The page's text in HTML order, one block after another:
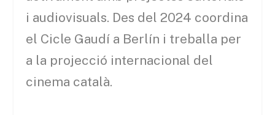
i audiovisuals. Des del 2024 coordina
el Cicle Gaudí a Berlín i treballa per
a la projecció internacional del
cinema català.